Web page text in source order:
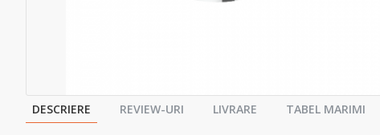
DESCRIERE REVIEW-URI LIVRARE TABEL MARIMI